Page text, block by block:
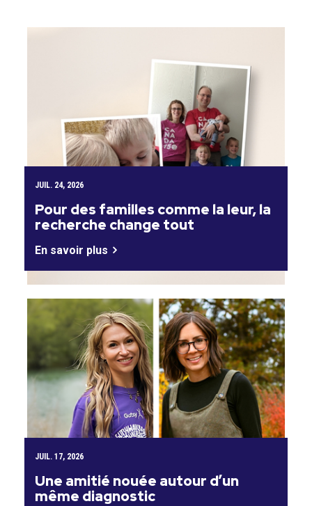
JUIL. 24, 2026
Pour des familles comme la leur, la
recherche change tout
En savoir plus
JUIL. 17, 2026
Une amitié nouée autour d’un
même diagnostic